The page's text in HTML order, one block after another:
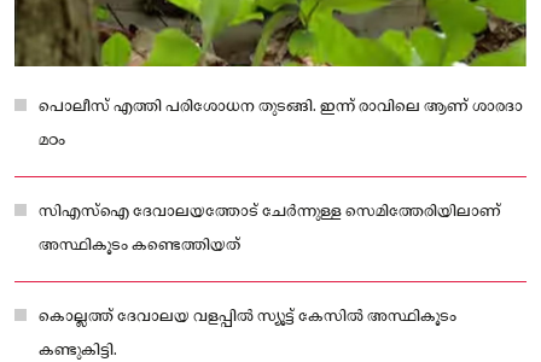
പൊലീസ് എത്തി പരിശോധന തുടങ്ങി. ഇന്ന് രാവിലെ ആണ് ശാരദാ
മഠം
സിഎസ്ഐ ദേവാലയത്തോട് ചേർന്നുള്ള സെമിത്തേരിയിലാണ്
അസ്ഥികൂടം കണ്ടെത്തിയത്
കൊല്ലത്ത് ദേവാലയ വളപ്പിൽ സ്യൂട്ട് കേസിൽ അസ്ഥികൂടം
കണ്ടുകിട്ടി.